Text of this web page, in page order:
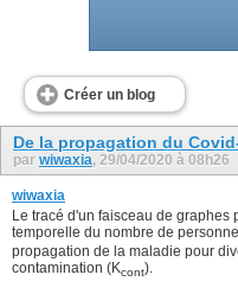
Créer un blog
De la propagation du
par wiwaxia, 29/04/2020 à 08h26
wiwaxia
Le tracé d'un faisceau de graphes
temporelle du nombre de
propagation de la maladie pour
contamination (Kcont).